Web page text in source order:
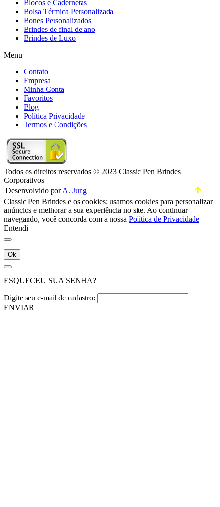
Blocos e Cadernetas
Bolsa Térmica Personalizada
Bones Personalizados
Brindes de final de ano
Brindes de Luxo
Menu
Contato
Empresa
Minha Conta
Favoritos
Blog
Política Privacidade
Termos e Condições
Todos os direitos reservados © 2023 Classic Pen Brindes
Corporativos
Desenvolvido porA. Jung
Classic Pen Brindes e os cookies: usamos cookies para personalizar
anúncios e melhorar a sua experiência no site. Ao continuar
navegando, você concorda com a nossa Política de Privacidade
Entendi
Ok
ESQUECEU SUA SENHA?
Digite seu e-mail de cadastro:
ENVIAR